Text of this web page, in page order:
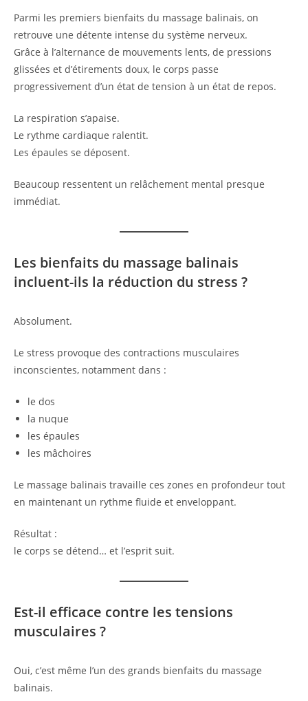
Parmi les premiers bienfaits du massage balinais, on
retrouve une détente intense du système nerveux.
Grâce à l’alternance de mouvements lents, de pressions
glissées et d’étirements doux, le corps passe
progressivement d’un état de tension à un état de repos.
La respiration s’apaise.
Le rythme cardiaque ralentit.
Les épaules se déposent.
Beaucoup ressentent un relâchement mental presque
immédiat.
Les bienfaits du massage balinais
incluent-ils la réduction du stress ?
Absolument.
Le stress provoque des contractions musculaires
inconscientes, notamment dans :
le dos
la nuque
les épaules
les mâchoires
Le massage balinais travaille ces zones en profondeur tout
en maintenant un rythme fluide et enveloppant.
Résultat :
le corps se détend… et l’esprit suit.
Est-il efficace contre les tensions
musculaires ?
Oui, c’est même l’un des grands bienfaits du massage
balinais.